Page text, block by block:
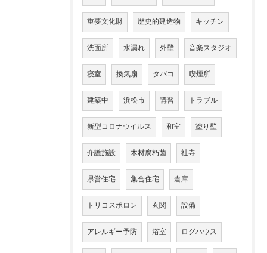
重要文化財 歴史的建造物 キッチン
洗面所 水漏れ 外壁 音楽スタジオ
寝室 換気扇 タバコ 喫煙所
建築中 浜松市 講習 トラブル
新型コロナウイルス 和室 塗り壁
介護施設 木材腐朽菌 社寺
県営住宅 集合住宅 倉庫
トリコスポロン 玄関 設備
アレルギー予防 浴室 ログハウス